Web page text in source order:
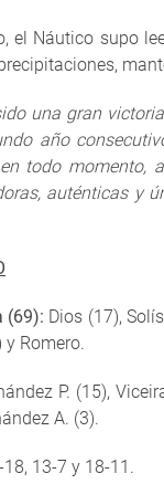
el Náutico supo
una gran
año
todo momento,
auténticas y
(69): Dios (17),
y Romero.
P. (15),
A. (3).
13-7 y 18-11.